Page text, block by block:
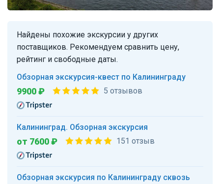
Найдены похожие экскурсии у других
поставщиков. Рекомендуем сравнить цену,
рейтинг и свободные даты.
Обзорная экскурсия-квест по Калининграду
9900 ₽ 5 отзывов
Калининград. Обзорная экскурсия
от 7600 ₽ 151 отзыв
Обзорная экскурсия по Калининграду сквозь